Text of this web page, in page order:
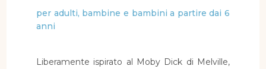
per adulti, bambine e bambini a partire dai 6
anni
Liberamente ispirato al Moby Dick di Melville,